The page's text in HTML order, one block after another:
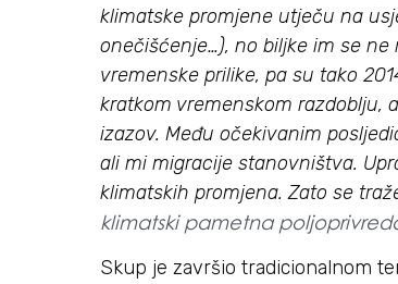
klimatske promjene utječu na
onečišćenje…), no biljke im se
vremenske prilike, pa su tako
kratkom vremenskom razdoblju,
izazov. Među očekivanim
ali mi migracije stanovništva.
klimatskih promjena. Zato se
klimatski pametna
Skup je završio tradicionalnom